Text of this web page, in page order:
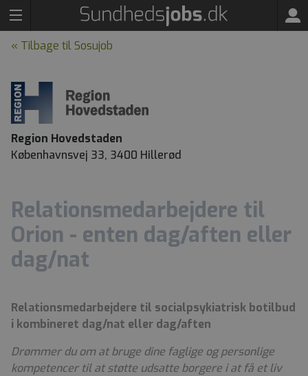
« Tilbage til Sosujob
Region Hovedstaden
Københavnsvej 33, 3400 Hillerød
Relationsmedarbejdere til
Orion - enten dag/aften eller
dag/nat
Relationsmedarbejdere til socialpsykiatrisk botilbud
i kombineret dag/nat eller dag/aften
Drømmer du om at bruge dine faglige og personlige
kompetencer til at støtte udsatte borgere i at få et liv